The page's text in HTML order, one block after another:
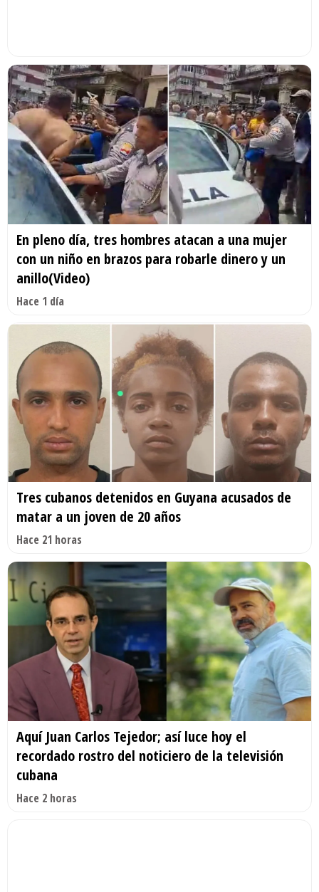
En pleno día, tres hombres atacan a una mujer
con un niño en brazos para robarle dinero y un
anillo(Video)
Hace 1 día
Tres cubanos detenidos en Guyana acusados de
matar a un joven de 20 años
Hace 21 horas
Aquí Juan Carlos Tejedor; así luce hoy el
recordado rostro del noticiero de la televisión
cubana
Hace 2 horas